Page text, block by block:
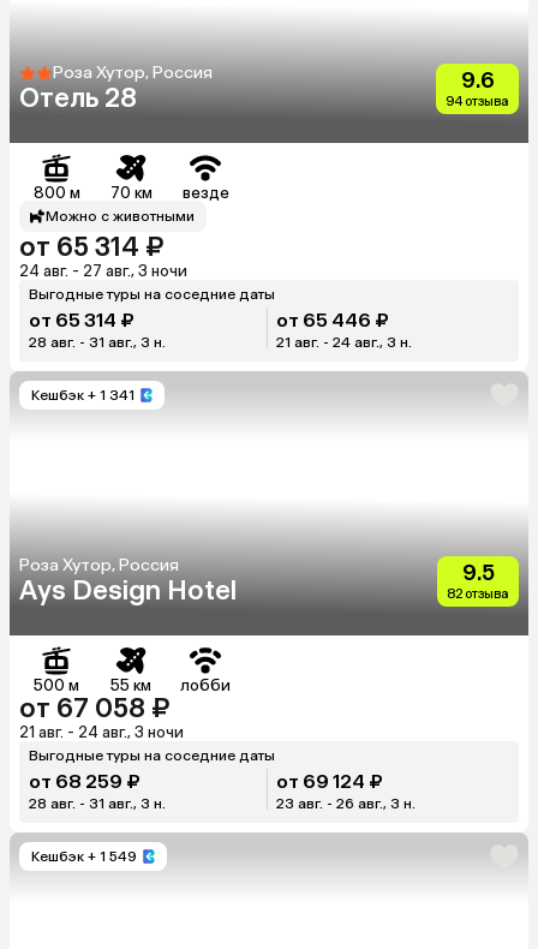
Роза Хутор, Россия
Отель 28
9.6
94 отзыва
800 м 70 км везде
Можно с животными
от 65 314 ₽
24 авг. - 27 авг., 3 ночи
Выгодные туры на соседние даты
от 65 314 ₽
28 авг. - 31 авг., 3 н.
от 65 446 ₽
21 авг. - 24 авг., 3 н.
Кешбэк + 1 341
Роза Хутор, Россия
Ays Design Hotel
9.5
82 отзыва
500 м 55 км лобби
от 67 058 ₽
21 авг. - 24 авг., 3 ночи
Выгодные туры на соседние даты
от 68 259 ₽
28 авг. - 31 авг., 3 н.
от 69 124 ₽
23 авг. - 26 авг., 3 н.
Кешбэк + 1 549